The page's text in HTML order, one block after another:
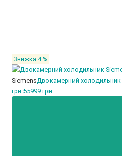
Знижка 4 %
SiemensДвокамерний холодильник
грн.55999 грн.